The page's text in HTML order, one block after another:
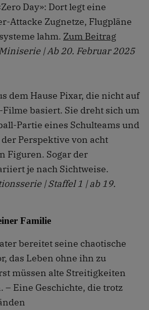
Day»: Dort legt eine
Attacke Zugnetze, Flugpläne
lahm. Zum Beitrag
| Ab 20. Februar 2025
dem Hause Pixar, die nicht auf
basiert. Sie dreht sich um
Partie eines Schulteams und
Perspektive von acht
Figuren. Sogar der
je nach Sichtweise.
| Staffel 1 | ab 19.
Familie
bereitet seine chaotische
das Leben ohne ihn zu
müssen alte Streitigkeiten
– Eine Geschichte, die trotz